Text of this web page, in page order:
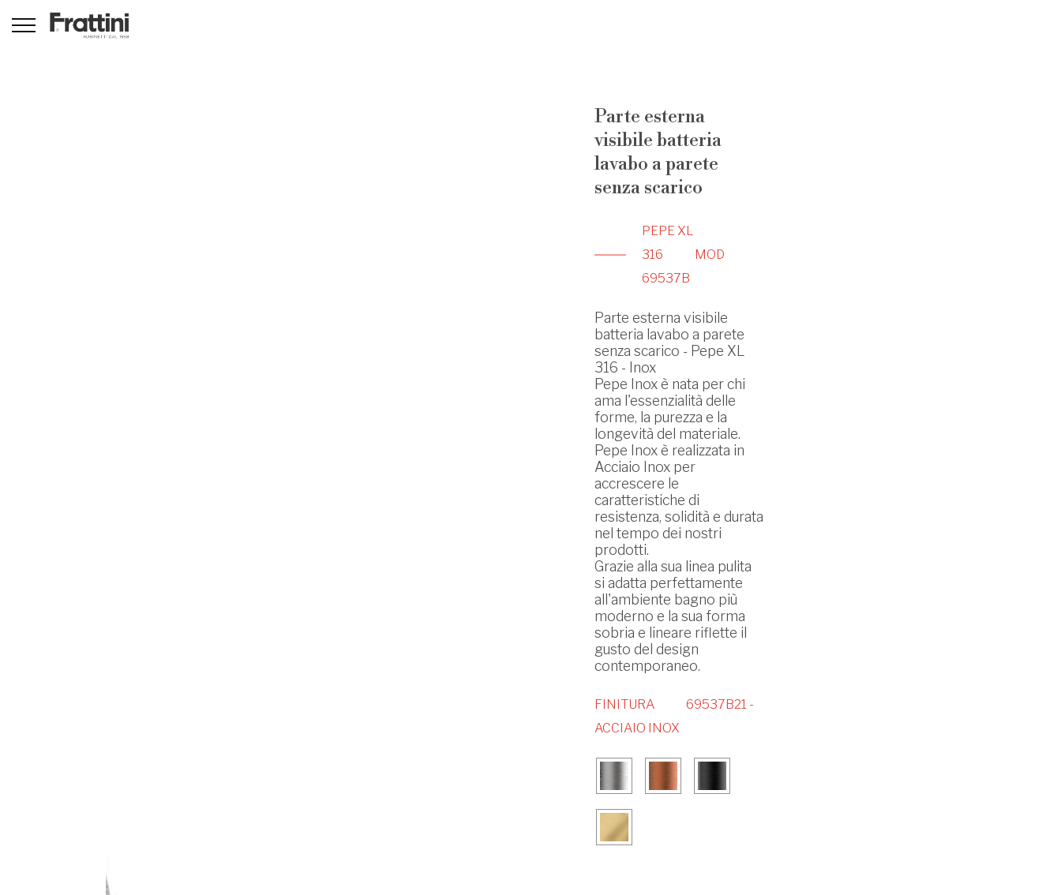
Parte esterna
visibile batteria
lavabo a parete
senza scarico
PEPE XL
316
MOD
69537B
Parte esterna visibile
batteria lavabo a parete
senza scarico - Pepe XL
316 - Inox
Pepe Inox è nata per chi
ama l'essenzialità delle
forme, la purezza e la
longevità del materiale.
Pepe Inox è realizzata in
Acciaio Inox per
accrescere le
caratteristiche di
resistenza, solidità e durata
nel tempo dei nostri
prodotti.
Grazie alla sua linea pulita
si adatta perfettamente
all'ambiente bagno più
moderno e la sua forma
sobria e lineare riflette il
gusto del design
contemporaneo.
FINITURA
69537B21 -
ACCIAIO INOX